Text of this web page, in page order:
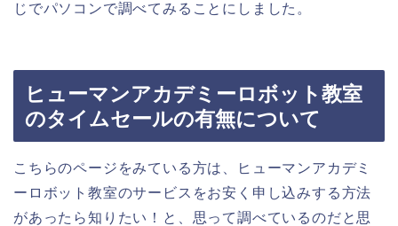
じでパソコンで調べてみることにしました。
ヒューマンアカデミーロボット教室
のタイムセールの有無について
こちらのページをみている方は、ヒューマンアカデミ
ーロボット教室のサービスをお安く申し込みする方法
があったら知りたい！と、思って調べているのだと思